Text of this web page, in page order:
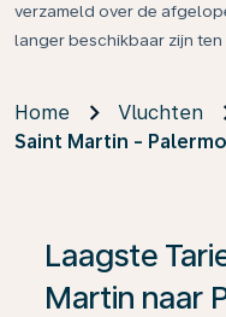
verzameld over de
langer beschikbaar zijn ten
Home Vluchten
Saint Martin - Palermo
Laagste
Martin naar
Wanneer er geen